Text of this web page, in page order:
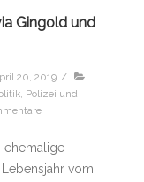
Gingold und
20, 2019 /
, Polizei und
ehemalige
Lebensjahr vom